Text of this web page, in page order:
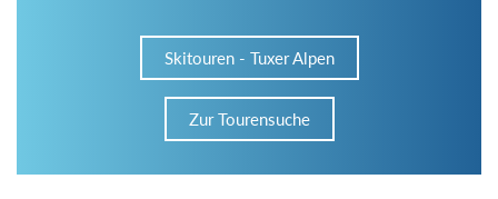
Skitouren - Tuxer Alpen
Zur Tourensuche